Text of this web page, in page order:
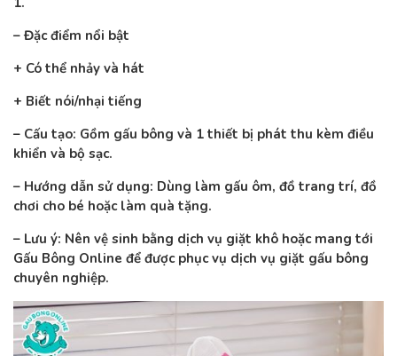
– Đặc điểm nổi bật
+ Có thể nhảy và hát
+ Biết nói/nhại tiếng
– Cấu tạo: Gồm gấu bông và 1 thiết bị phát thu kèm điều
khiển và bộ sạc.
– Hướng dẫn sử dụng: Dùng làm gấu ôm, đồ trang trí, đồ
chơi cho bé hoặc làm quà tặng.
– Lưu ý: Nên vệ sinh bằng dịch vụ giặt khô hoặc mang tới
Gấu Bông Online để được phục vụ dịch vụ giặt gấu bông
chuyên nghiệp.